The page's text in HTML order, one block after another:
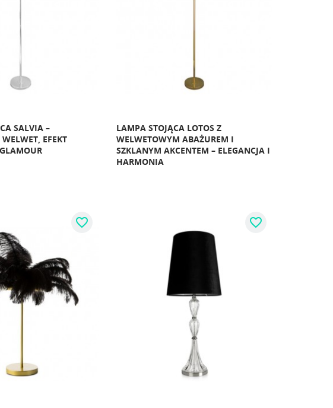
SALVIA –
EFEKT
LAMPA STOJĄCA LOTOS Z
WELWETOWYM ABAŻUREM I
SZKLANYM AKCENTEM – ELEGANCJA I
HARMONIA
favorite_border favorite_border